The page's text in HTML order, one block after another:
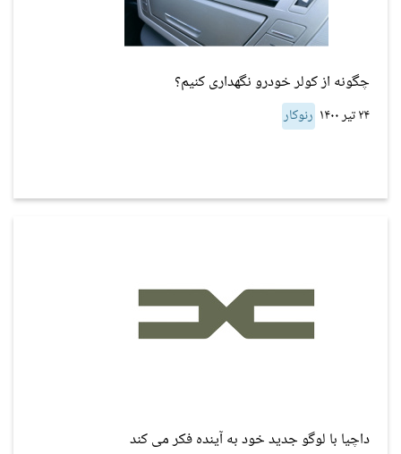
چگونه از کولر خودرو نگهداری کنیم؟
۲۴ تیر ۱۴۰۰ رنوکار
داچیا با لوگو جدید خود به آینده فکر می کند